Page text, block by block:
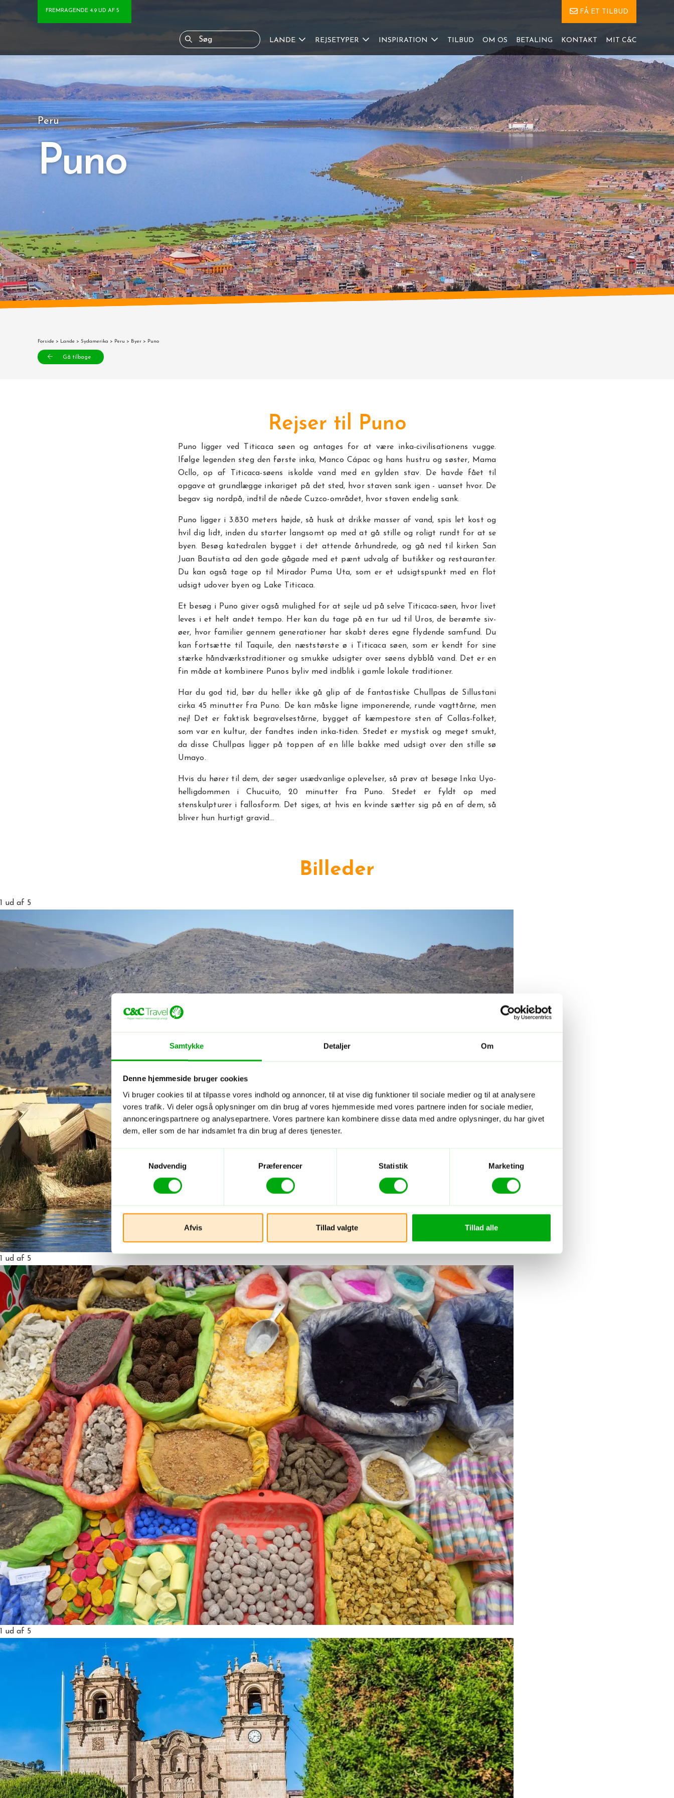
Samtykke Detaljer Om
Denne hjemmeside bruger cookies
Vi bruger cookies til at tilpasse vores indhold og annoncer, til at vise dig funktioner til sociale medier og til at analysere
vores trafik. Vi deler også oplysninger om din brug af vores hjemmeside med vores partnere inden for sociale medier,
annonceringspartnere og analysepartnere. Vores partnere kan kombinere disse data med andre oplysninger, du har givet
dem, eller som de har indsamlet fra din brug af deres tjenester.
Samtykkevalg
Nødvendig
Præferencer Statistik Marketing
Afvis Tillad valgte Tillad alle
FREMRAGENDE 4.9 UD AF 5 FÅ ET TILBUD
LANDE REJSETYPER INSPIRATION TILBUD OM OS BETALING KONTAKT MIT C&C
Peru
Puno
Forside > Lande > Sydamerika > Peru > Byer > Puno
Gå tilbage
Rejser til Puno
Puno ligger ved Titicaca søen og antages for at være inka-civilisationens vugge.
Ifølge legenden steg den første inka, Manco Cápac og hans hustru og søster, Mama
Ocllo, op af Titicaca-søens iskolde vand med en gylden stav. De havde fået til
opgave at grundlægge inkariget på det sted, hvor staven sank igen - uanset hvor. De
begav sig nordpå, indtil de nåede Cuzco-området, hvor staven endelig sank.
Puno ligger i 3.830 meters højde, så husk at drikke masser af vand, spis let kost og
hvil dig lidt, inden du starter langsomt op med at gå stille og roligt rundt for at se
byen. Besøg katedralen bygget i det attende århundrede, og gå ned til kirken San
Juan Bautista ad den gode gågade med et pænt udvalg af butikker og restauranter.
Du kan også tage op til Mirador Puma Uta, som er et udsigtspunkt med en flot
udsigt udover byen og Lake Titicaca.
Et besøg i Puno giver også mulighed for at sejle ud på selve Titicaca-søen, hvor livet
leves i et helt andet tempo. Her kan du tage på en tur ud til Uros, de berømte siv-
øer, hvor familier gennem generationer har skabt deres egne flydende samfund. Du
kan fortsætte til Taquile, den næststørste ø i Titicaca søen, som er kendt for sine
stærke håndværkstraditioner og smukke udsigter over søens dybblå vand. Det er en
fin måde at kombinere Punos byliv med indblik i gamle lokale traditioner.
Har du god tid, bør du heller ikke gå glip af de fantastiske Chullpas de Sillustani
cirka 45 minutter fra Puno. De kan måske ligne imponerende, runde vagttårne, men
nej! Det er faktisk begravelsestårne, bygget af kæmpestore sten af Collas-folket,
som var en kultur, der fandtes inden inka-tiden. Stedet er mystisk og meget smukt,
da disse Chullpas ligger på toppen af en lille bakke med udsigt over den stille sø
Umayo.
Hvis du hører til dem, der søger usædvanlige oplevelser, så prøv at besøge Inka Uyo-
helligdommen i Chucuito, 20 minutter fra Puno. Stedet er fyldt op med
stenskulpturer i fallosform. Det siges, at hvis en kvinde sætter sig på en af dem, så
bliver hun hurtigt gravid…
Billeder
1 ud af 5
1 ud af 5
1 ud af 5